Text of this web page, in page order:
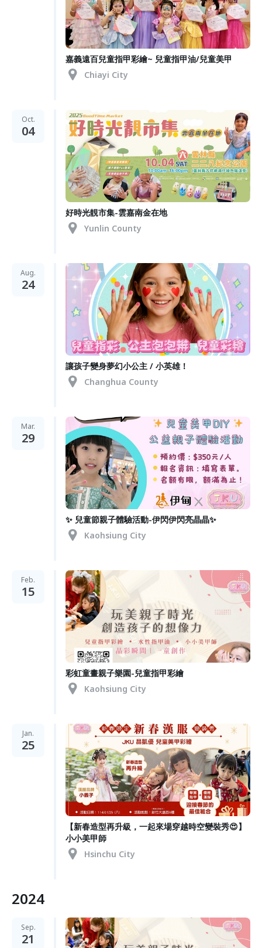
嘉義遠百兒童指甲彩繪~ 兒童指甲油/兒童美甲
Chiayi City
Oct.
04
好時光靚市集-雲嘉南金在地
Yunlin County
Aug.
24
讓孩子變身夢幻小公主 / 小英雄！
Changhua County
Mar.
29
✨ 兒童節親子體驗活動-伊閃伊閃亮晶晶✨
Kaohsiung City
Feb.
15
彩虹童畫親子樂園-兒童指甲彩繪
Kaohsiung City
Jan.
25
【新春造型再升級，一起來場穿越時空變裝秀😍】
小小美甲師
Hsinchu City
2024
Sep.
21